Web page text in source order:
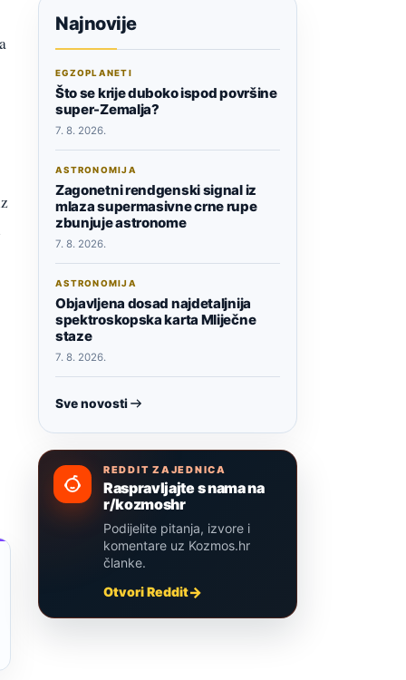
Najnovije
EGZOPLANETI
Što se krije duboko ispod površine
super-Zemalja?
7. 8. 2026.
ASTRONOMIJA
Zagonetni rendgenski signal iz
mlaza supermasivne crne rupe
zbunjuje astronome
7. 8. 2026.
ASTRONOMIJA
Objavljena dosad najdetaljnija
spektroskopska karta Mliječne
staze
7. 8. 2026.
Sve novosti
REDDIT ZAJEDNICA
Raspravljajte s nama na
r/kozmoshr
Podijelite pitanja, izvore i
komentare uz Kozmos.hr
članke.
Otvori Reddit